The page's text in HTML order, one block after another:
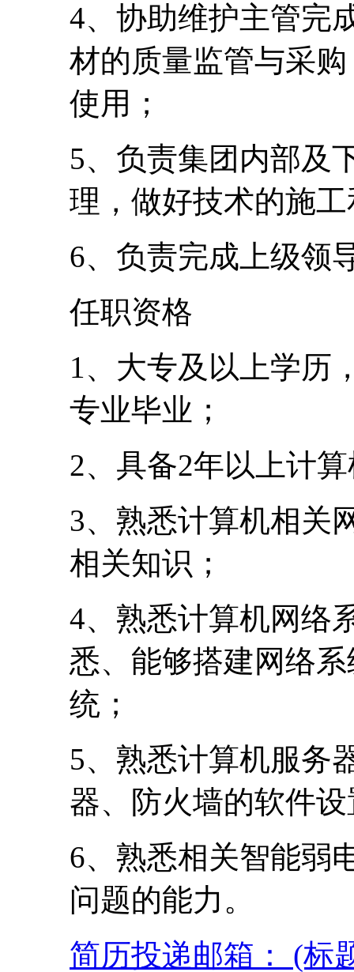
4、协助维护主管完
材的质量监管与采
使用；
5、负责集团内部及
理，做好技术的施
6、负责完成上级领
任职资格
1、大专及以上学历
专业毕业；
2、具备2年以上计
3、熟悉计算机相关
相关知识；
4、熟悉计算机网络
悉、能够搭建网络
统；
5、熟悉计算机服务
器、防火墙的软件
6、熟悉相关智能弱
问题的能力。
简历投递邮箱： (标